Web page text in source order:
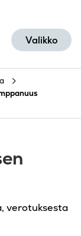
Valikko
verotuksesta